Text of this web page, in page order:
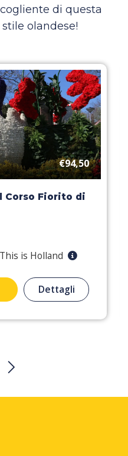
di questa
olandese!
€94,50
Corso Fiorito di
This is Holland
Dettagli